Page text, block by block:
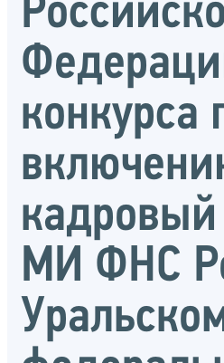
конкурса
кадровый
МИ ФНС